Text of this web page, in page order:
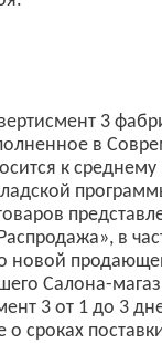
3
в
к
в
новой
Салона-
3 от 1 до 3
о сроках